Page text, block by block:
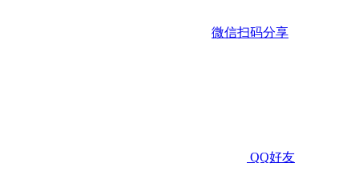
微信扫码分享
QQ好友